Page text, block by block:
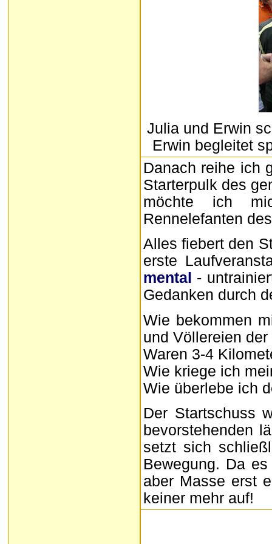
Julia und Erwin
Erwin begleitet
Danach reihe ich
Starterpulk des
möchte ich
Rennelefanten
Alles fiebert den
erste
mental -
Gedanken durch
Wie bekommen
und Völlereien
Waren 3-4
Wie kriege ich
Wie überlebe ich
Der Startschuss
bevorstehenden
setzt sich
Bewegung. Da
aber Masse erst
keiner mehr auf!